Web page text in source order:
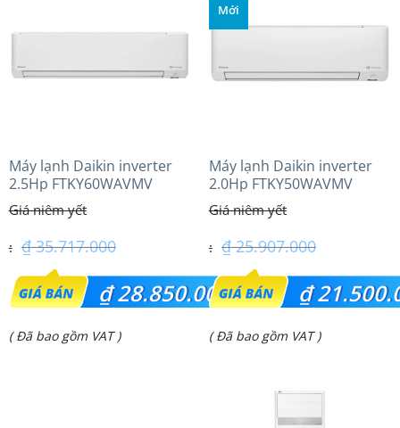
₫ 39.100.000.
₫ 36.100.000.
Máy lạnh Daikin inverter
2.5Hp FTKY60WAVMV
₫35.717.000
Giá
gốc
là:
₫28.850.000
Giá
( Đã bao gồm VAT )
Mới
Máy lạnh Daikin inverter
2.0Hp FTKY50WAVMV
₫25.907.000
Giá
gốc
là:
₫
Giá
( Đã bao gồm VAT )